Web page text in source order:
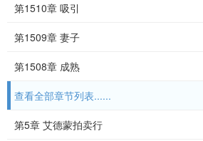
第1510章 吸引
第1509章 妻子
第1508章 成熟
查看全部章节列表......
第5章 艾德蒙拍卖行